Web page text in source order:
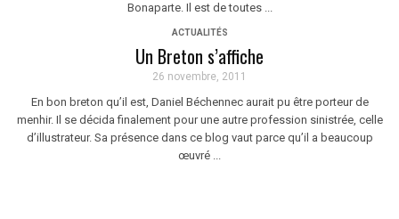
Bonaparte. Il est de toutes ...
ACTUALITÉS
Un Breton s’affiche
26 novembre, 2011
En bon breton qu’il est, Daniel Béchennec aurait pu être porteur de
menhir. Il se décida finalement pour une autre profession sinistrée, celle
d’illustrateur. Sa présence dans ce blog vaut parce qu’il a beaucoup
œuvré ...